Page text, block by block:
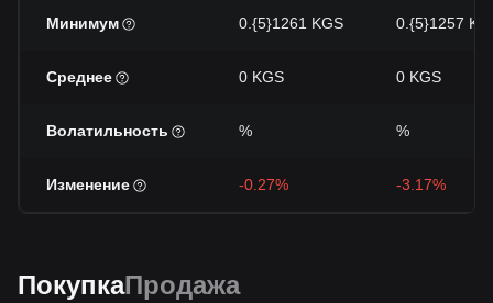
Минимум 0.{5}1261 KGS 0.{5}1257
Среднее 0 KGS 0 KGS
Волатильность % %
Изменение -0.27% -3.17%
ПокупкаПродажа